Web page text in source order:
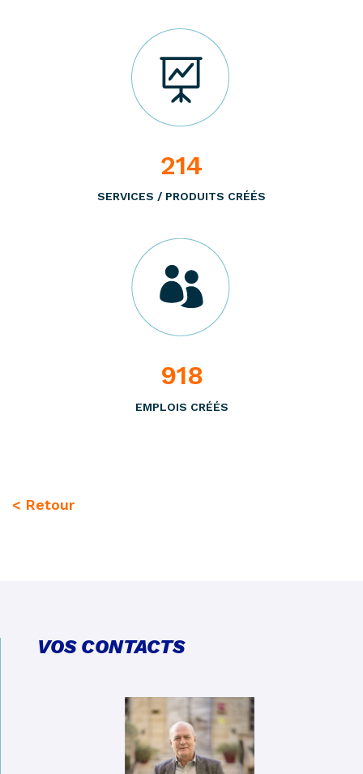
214
SERVICES / PRODUITS CRÉÉS
918
EMPLOIS CRÉÉS
< Retour
VOS CONTACTS